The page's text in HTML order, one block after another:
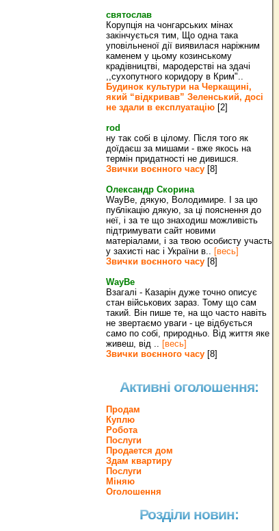
святослав
Корупція на чонгарських мінах
закінчується тим, Що одна така
уповільненої дії виявилася наріжним
каменем у цьому козинському
крадівництві, мародерстві на здачі
,,сухопутного коридору в Крим"..
Будинок культури на Черкащині,
який “відкривав” Зеленський, досі
не здали в експлуатацію [2]
rod
ну так собі в цілому. Після того як
доїдаєш за мишами - вже якось на
термін придатності не дивишся.
Звички воєнного часу [8]
Олександр Скорина
WayBe, дякую, Володимире. І за цю
публікацію дякую, за ці пояснення до
неї, і за те що знаходиш можливість
підтримувати сайт новими
матеріалами, і за твою особисту участь
у захисті нас і України в.. [весь]
Звички воєнного часу [8]
WayBe
Взагалі - Казарін дуже точно описує
стан військових зараз. Тому що сам
такий. Він пише те, на що часто навіть
не звертаємо уваги - це відбується
само по собі, природньо. Від життя яке
живеш, від .. [весь]
Звички воєнного часу [8]
Активні оголошення:
Продам
Куплю
Робота
Послуги
Продается дом
Здам квартиру
Послуги
Міняю
Оголошення
Розділи новин: